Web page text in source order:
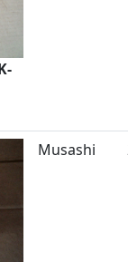
Musashi